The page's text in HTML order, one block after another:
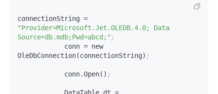
"Provider=Microsoft.Jet.OLEDB.4.0; Data
Source=db.mdb;Pwd=abcd;" ;
OleDbConnection(connectionString) ;
            conn.Open()
;